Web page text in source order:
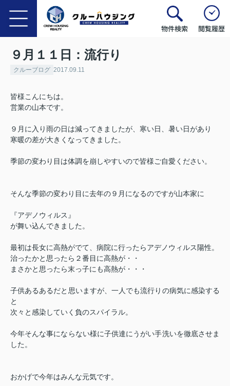
物件検索 閲覧履歴
９月１１日：流行り
クルーブログ 2017.09.11
皆様こんにちは。
営業の山本です。
９月に入り雨の日は減ってきましたが、寒い日、暑い日があり
寒暖の差が大きくなってきました。
季節の変わり目は体調を崩しやすいので皆様ご自愛ください。
そんな季節の変わり目に去年の９月になるのですが山本家に
『アデノウィルス』
が舞い込んできました。
最初は長女に高熱がでて、病院に行ったらアデノウィルス陽性。
治ったかと思ったら２番目に高熱が・・
まさかと思ったら末っ子にも高熱が・・・
子供あるあるだと思いますが、一人でも流行りの病気に感染する
と
次々と感染していく負のスパイラル。
今年そんな事にならない様に子供達にうがい手洗いを徹底させま
した。
おかげで今年はみんな元気です。